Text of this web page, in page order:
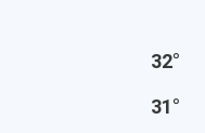
32°
31°